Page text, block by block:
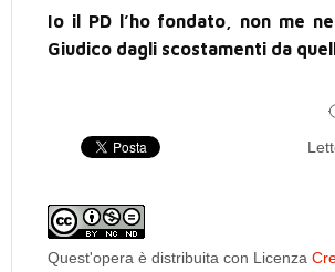
Io il PD l’ho fondato, non me
Giudico dagli scostamenti da
Quest'opera è distribuita con Licenza